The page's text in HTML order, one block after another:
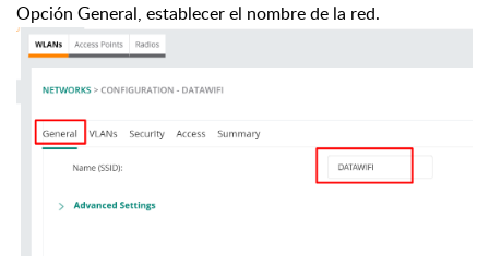
Opción General, establecer el nombre de la red.